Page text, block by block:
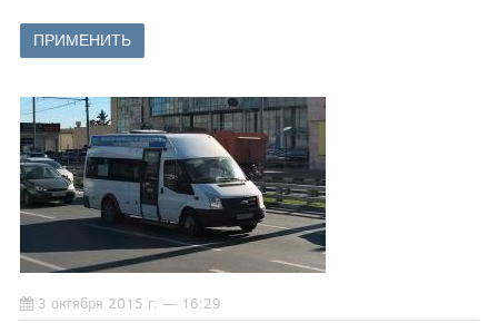
3 октября 2015 г. — 16:29